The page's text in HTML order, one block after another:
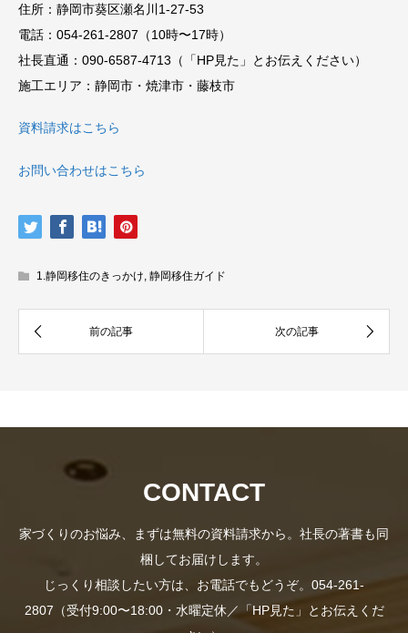
住所：静岡市葵区瀬名川1-27-53
電話：054-261-2807（10時〜17時）
社長直通：090-6587-4713（「HP見た」とお伝えください）
施工エリア：静岡市・焼津市・藤枝市
資料請求はこちら
お問い合わせはこちら
1.静岡移住のきっかけ, 静岡移住ガイド
CONTACT
家づくりのお悩み、まずは無料の資料請求から。社長の著書も同
梱してお届けします。
じっくり相談したい方は、お電話でもどうぞ。054-261-
2807（受付9:00〜18:00・水曜定休／「HP見た」とお伝えくだ
資
料
社
長
の